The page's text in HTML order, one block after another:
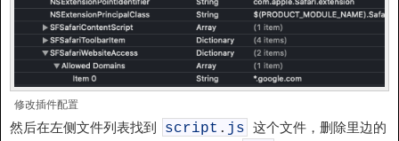
修改插件配置
然后在左侧文件列表找到 script . js 这个文件，删除里边的